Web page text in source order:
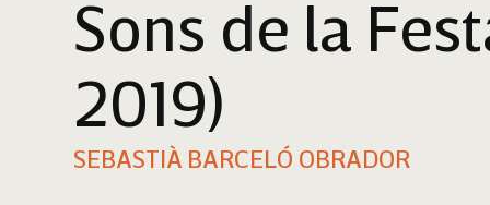
Sons de la
2019)
SEBASTIÀ BARCELÓ OBRADOR